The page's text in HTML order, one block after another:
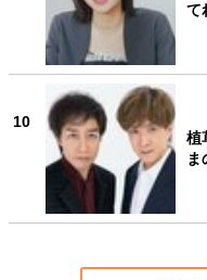
て
10
植